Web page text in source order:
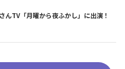
んTV「月曜から夜ふかし」に出演！